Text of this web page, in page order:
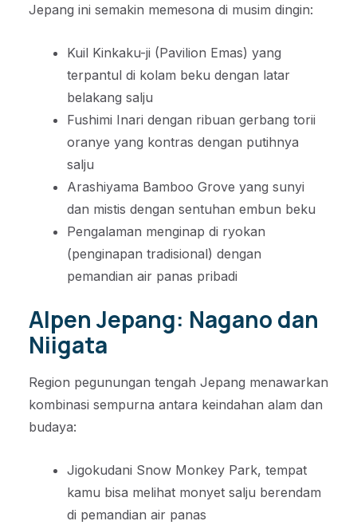
Jepang ini semakin memesona di musim dingin:
Kuil Kinkaku-ji (Pavilion Emas) yang
terpantul di kolam beku dengan latar
belakang salju
Fushimi Inari dengan ribuan gerbang torii
oranye yang kontras dengan putihnya
salju
Arashiyama Bamboo Grove yang sunyi
dan mistis dengan sentuhan embun beku
Pengalaman menginap di ryokan
(penginapan tradisional) dengan
pemandian air panas pribadi
Alpen Jepang: Nagano dan
Niigata
Region pegunungan tengah Jepang menawarkan
kombinasi sempurna antara keindahan alam dan
budaya:
Jigokudani Snow Monkey Park, tempat
kamu bisa melihat monyet salju berendam
di pemandian air panas